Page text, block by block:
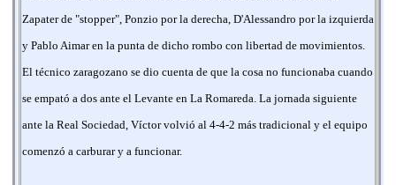
Zapater de "stopper", Ponzio por la derecha, D'Alessandro por la izquierda
y Pablo Aimar en la punta de dicho rombo con libertad de movimientos.
El técnico zaragozano se dio cuenta de que la cosa no funcionaba cuando
se empató a dos ante el Levante en La Romareda. La jornada siguiente
ante la Real Sociedad, Víctor volvió al 4-4-2 más tradicional y el equipo
comenzó a carburar y a funcionar.